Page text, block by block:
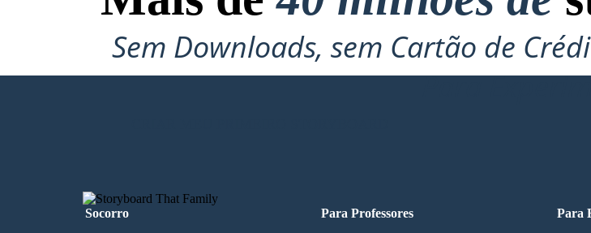
Sem Downloads, sem Cartão de
Para
Socorro
Para
Para Professores